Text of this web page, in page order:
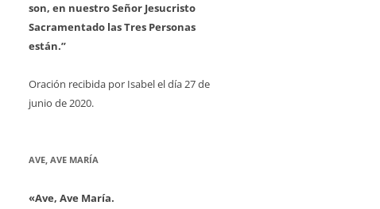
son, en nuestro Señor Jesucristo
Sacramentado las Tres Personas
están.”
Oración recibida por Isabel el día 27 de
junio de 2020.
AVE, AVE MARÍA
«Ave, Ave María.